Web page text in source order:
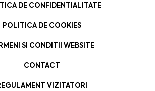
DE CONFIDENTIALITATE
POLITICA DE COOKIES
SI CONDITII WEBSITE
CONTACT
VIZITATORI